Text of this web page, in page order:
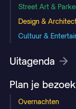
Street Art &
Design &
Cultuur &
Uitagenda
Plan je bezoek
Overnachten